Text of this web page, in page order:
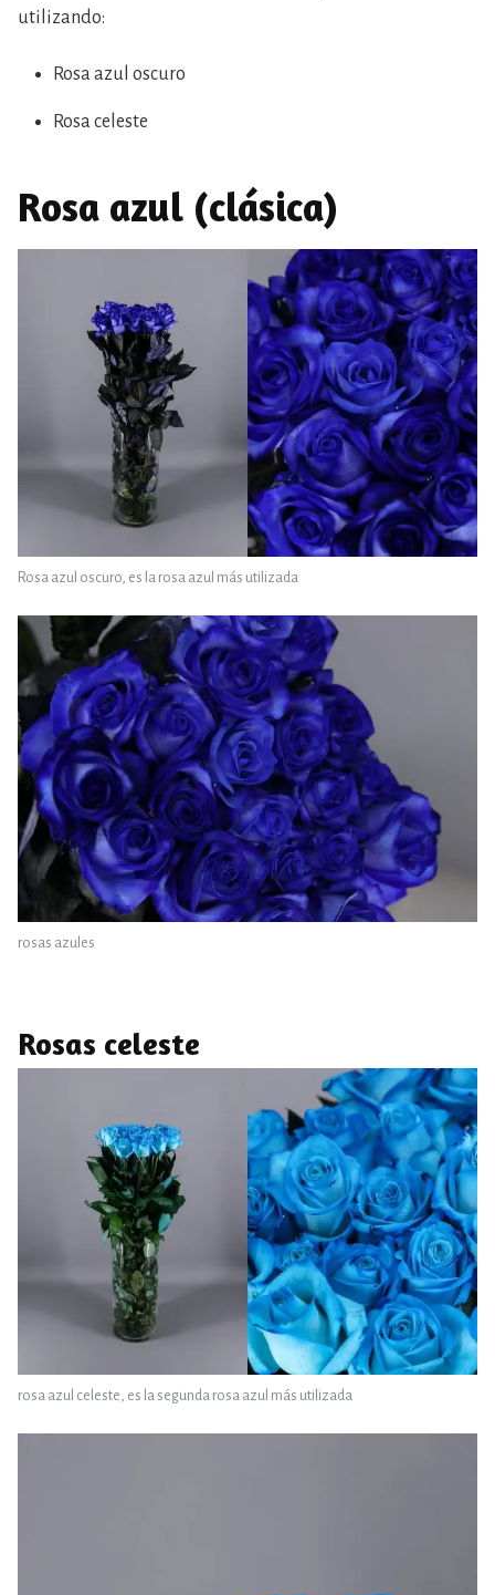
utilizando:
Rosa azul oscuro
Rosa celeste
Rosa azul (clásica)
Rosa azul oscuro, es la rosa azul más utilizada
rosas azules
Rosas celeste
rosa azul celeste, es la segunda rosa azul más utilizada